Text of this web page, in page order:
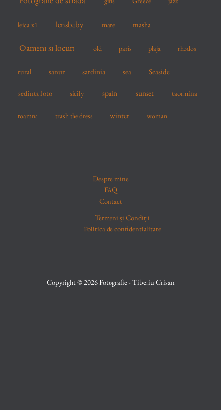
leica x1 lensbaby mare masha
Oameni si locuri old paris plaja rhodos
rural sanur sardinia sea Seaside
sedinta foto sicily spain sunset taormina
toamna trash the dress winter woman
Despre mine
FAQ
Contact
Termeni și Condiții
Politica de confidentialitate
Copyright © 2026 Fotografie - Tiberiu Crisan